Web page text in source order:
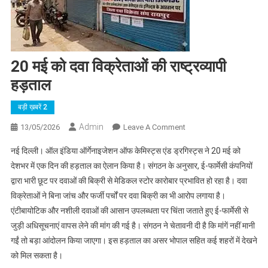
20 मई को दवा विक्रेताओं की राष्ट्रव्यापी
हड़ताल
बड़ी ख़बरें 2
13/05/2026 Admin Leave A CommentOn
मई
को
दवा
विक्रेताओं
की
राष्ट्रव्यापी
हड़ताल
नई दिल्ली। ऑल इंडिया ऑर्गेनाइजेशन ऑफ केमिस्ट्स एंड ड्रगिस्ट्स ने 20 मई को
देशभर में एक दिन की हड़ताल का ऐलान किया है। संगठन के अनुसार, ई-फार्मेसी कंपनियों
द्वारा भारी छूट पर दवाओं की बिक्री से मेडिकल स्टोर कारोबार प्रभावित हो रहा है। दवा
विक्रेताओं ने बिना जांच और फर्जी पर्चों पर दवा बिक्री का भी आरोप लगाया है।
एंटीबायोटिक और नशीली दवाओं की आसान उपलब्धता पर चिंता जताते हुए ई-फार्मेसी से
जुड़ी अधिसूचनाएं वापस लेने की मांग की गई है। संगठन ने चेतावनी दी है कि मांगें नहीं मानी
गईं तो बड़ा आंदोलन किया जाएगा। इस हड़ताल का असर भोपाल सहित कई शहरों में देखने
को मिल सकता है।